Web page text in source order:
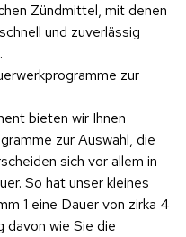
Zündmittel, mit denen
und zuverlässig
zur
bieten wir Ihnen
zur Auswahl, die
sich vor allem in
So hat unser kleines
1 eine Dauer von zirka 4
davon wie Sie die